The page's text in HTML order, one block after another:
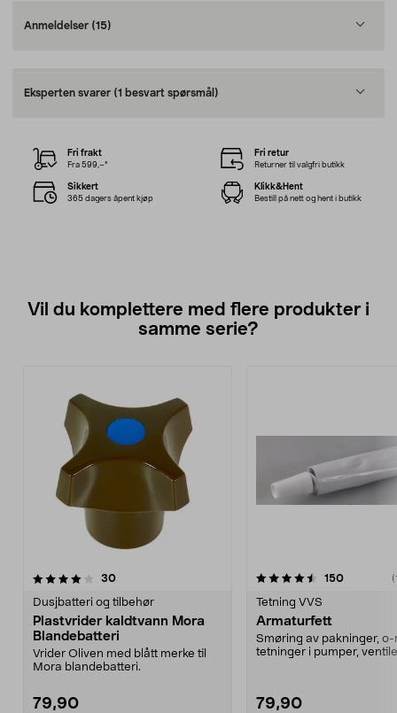
Anmeldelser (15)
Eksperten svarer (1 besvart spørsmål)
Fri frakt
Fra 599,–*
Fri retur
Returner til valgfri butikk
Sikkert
365 dagers åpent kjøp
Klikk&Hent
Bestill på nett og hent i butikk
Vil du komplettere med flere produkter i
samme serie?
30anmeldelser
Dusjbatteri og tilbehør
Plastvrider kaldtvann Mora
Blandebatteri
Vrider Oliven med blått merke til
Mora blandebatteri.
79,90
4.5av 5 stjerner 150
Tetning VVS
Armaturfett
Smøring av pakninger, o-
tetninger i pumper,
79,90